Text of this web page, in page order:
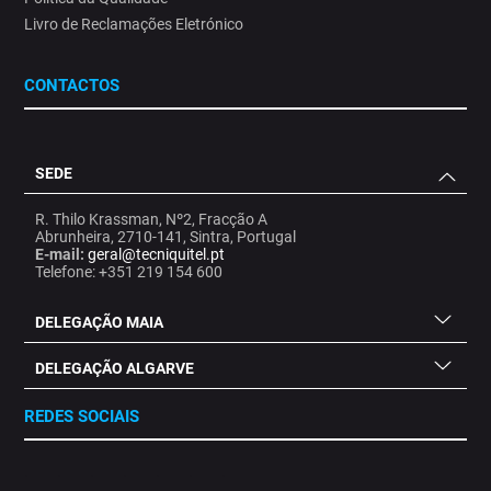
Livro de Reclamações Eletrónico
CONTACTOS
SEDE
R. Thilo Krassman, Nº2, Fracção A
Abrunheira, 2710-141, Sintra, Portugal
E-mail: geral@tecniquitel.pt
Telefone: +351 219 154 600
DELEGAÇÃO MAIA
DELEGAÇÃO ALGARVE
REDES SOCIAIS